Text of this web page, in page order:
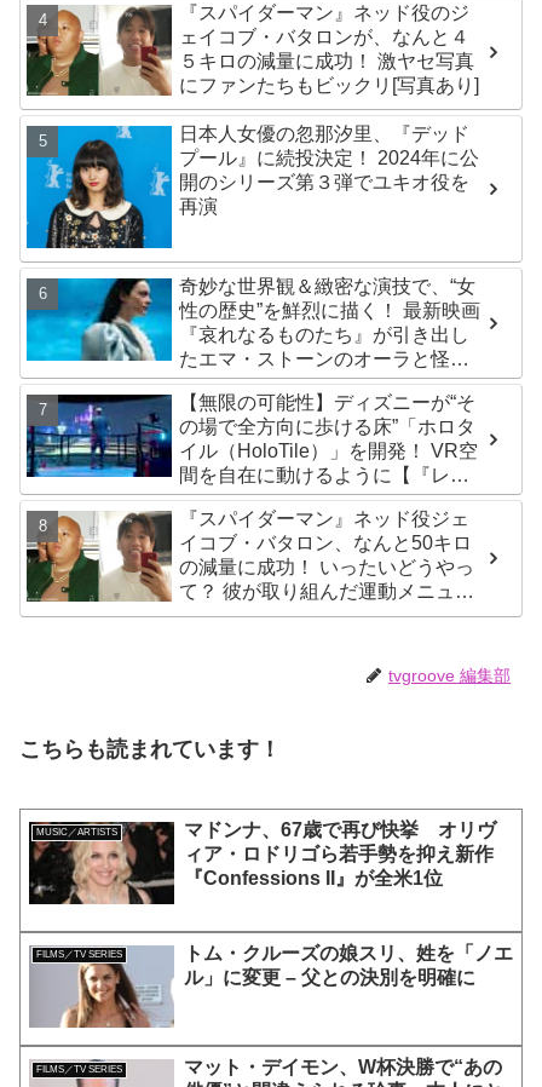
『スパイダーマン』ネッド役のジ
ェイコブ・バタロンが、なんと４
５キロの減量に成功！ 激ヤセ写真
にファンたちもビックリ[写真あり]
日本人女優の忽那汐里、『デッド
プール』に続投決定！ 2024年に公
開のシリーズ第３弾でユキオ役を
再演
奇妙な世界観＆緻密な演技で、“女
性の歴史”を鮮烈に描く！ 最新映画
『哀れなるものたち』が引き出し
たエマ・ストーンのオーラと怪
演、そして緻密すぎる演技力！ こ
れは女性の“自由意志”の物語［レビ
ュー＆解説］
【無限の可能性】ディズニーが“そ
の場で全方向に歩ける床”「ホロタ
イル（HoloTile）」を開発！ VR空
間を自在に動けるように【『レデ
ィプレ』実現への大きな一歩？】
『スパイダーマン』ネッド役ジェ
イコブ・バタロン、なんと50キロ
の減量に成功！ いったいどうやっ
て？ 彼が取り組んだ運動メニュー
や食事療法が明らかに
tvgroove 編集部
こちらも読まれています！
MUSIC／ARTISTS
マドンナ、67歳で再び快挙 オリヴ
ィア・ロドリゴら若手勢を抑え新作
『Confessions II』が全米1位
FILMS／TV SERIES
トム・クルーズの娘スリ、姓を「ノエ
ル」に変更 – 父との決別を明確に
FILMS／TV SERIES
マット・デイモン、W杯決勝で“あの